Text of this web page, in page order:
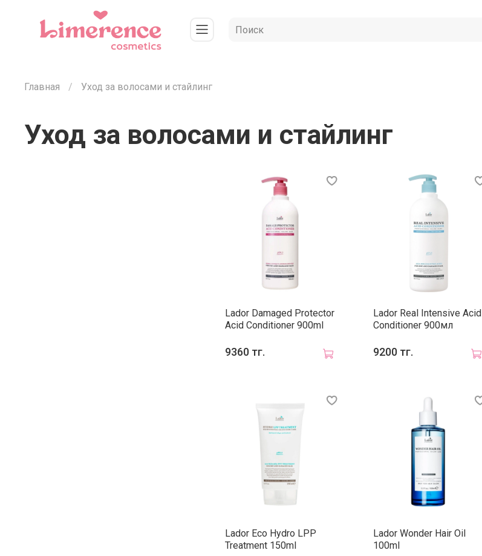
Главная Уход за волосами и стайлинг
Уход за волосами и стайлинг
Lador Damaged Protector
Acid Conditioner 900ml
9360 тг.
Lador Real Intensive Acid
Conditioner 900мл
9200 тг.
Lador Eco Hydro LPP
Treatment 150ml
Lador Wonder Hair Oil
100ml